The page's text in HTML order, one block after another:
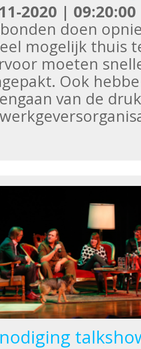
2020 | 09:20:00
doen
mogelijk thuis
moeten
Ook
van de